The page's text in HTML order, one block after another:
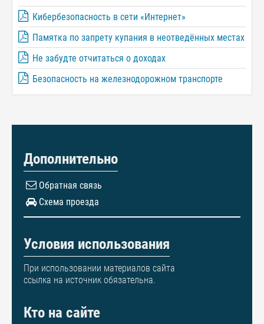
Кибербезопасность в сети «Интернет»
Памятка по запрету купания в неотведённых местах
Не забудте отчитаться о доходах
Безопасность на железнодорожном транспорте
Дополнительно
Обратная связь
Схема проезда
Условия использования
При использовании материалов сайта
ссылка на источник обязательна.
Кто на сайте